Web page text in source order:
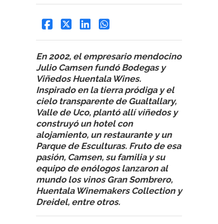
En 2002, el empresario mendocino
Julio Camsen fundó Bodegas y
Viñedos Huentala Wines.
Inspirado en la tierra pródiga y el
cielo transparente de Gualtallary,
Valle de Uco, plantó allí viñedos y
construyó un hotel con
alojamiento, un restaurante y un
Parque de Esculturas. Fruto de esa
pasión, Camsen, su familia y su
equipo de enólogos lanzaron al
mundo los vinos Gran Sombrero,
Huentala Winemakers Collection y
Dreidel, entre otros.